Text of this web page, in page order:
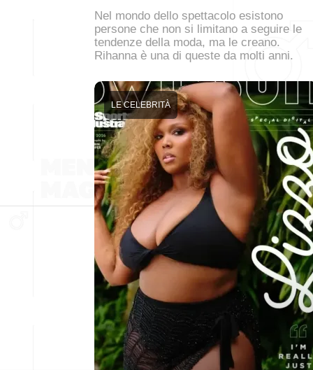
Nel mondo dello spettacolo esistono
persone che non si limitano a seguire le
tendenze della moda, ma le creano.
Rihanna è una di queste da molti anni.
LE CELEBRITÀ